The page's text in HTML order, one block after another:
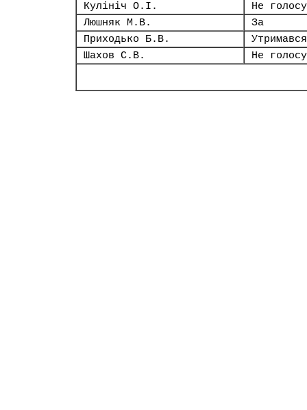
Кулініч О.І.
Не
Люшняк М.В.
За
Приходько Б.В.
Утримався
Шахов С.В.
Не